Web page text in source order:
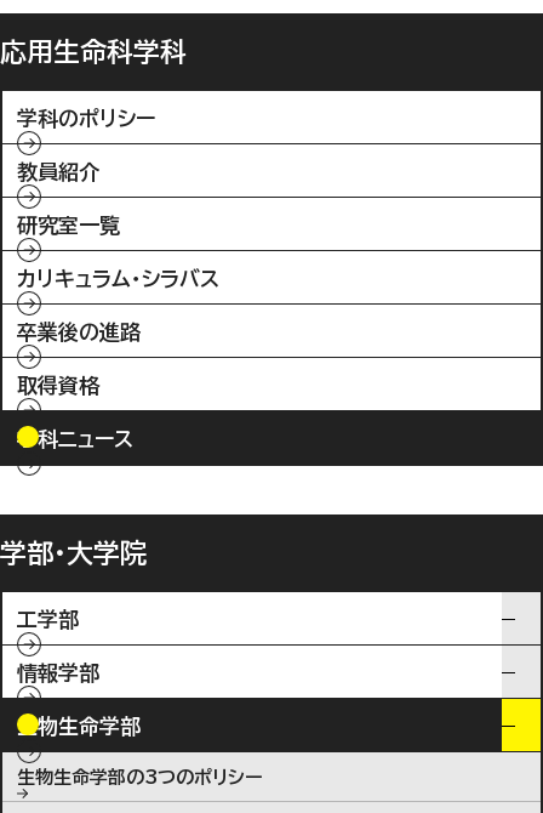
応用生命科学科
学科のポリシー
教員紹介
研究室一覧
カリキュラム・シラバス
卒業後の進路
取得資格
学科ニュース
学部・大学院
工学部
情報学部
生物生命学部
生物生命学部の3つのポリシー